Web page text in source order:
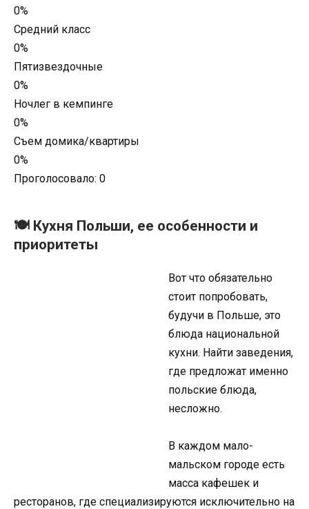
0%
Средний класс
0%
Пятизвездочные
0%
Ночлег в кемпинге
0%
Съем домика/квартиры
0%
Проголосовало: 0
🍽 Кухня Польши, ее особенности и
приоритеты
Вот что обязательно
стоит попробовать,
будучи в Польше, это
блюда национальной
кухни. Найти заведения,
где предложат именно
польские блюда,
несложно.
В каждом мало-
мальском городе есть
масса кафешек и
ресторанов, где специализируются исключительно на